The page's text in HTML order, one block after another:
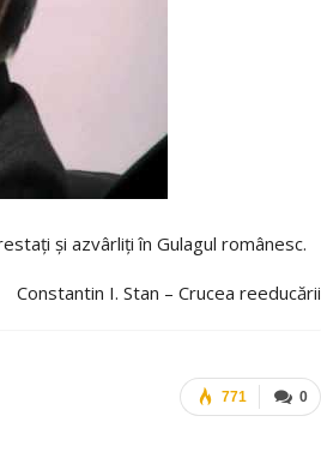
şi azvârliţi în Gulagul românesc.
Constantin I. Stan – Crucea reeducării
0
771